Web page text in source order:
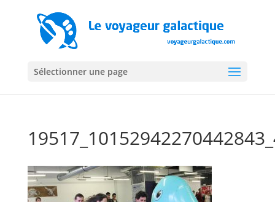
Sélectionner une page